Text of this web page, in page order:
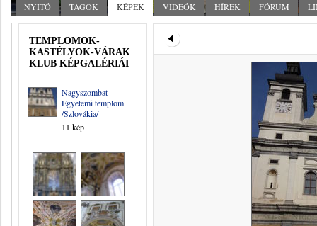
NYITÓ TAGOK KÉPEK VIDEÓK HÍREK FÓRUM
TEMPLOMOK-
KASTÉLYOK-VÁRAK
KLUB KÉPGALÉRIÁI
Nagyszombat-
Egyetemi templom
/Szlovákia/
11 kép